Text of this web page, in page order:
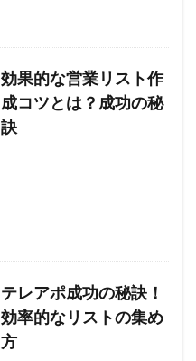
効果的な営業リスト作
成コツとは？成功の秘
訣
テレアポ成功の秘訣！
効率的なリストの集め
方